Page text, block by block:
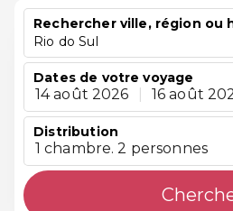
Rechercher ville, région ou
Rio do Sul
Dates de votre voyage
14 août 2026 16 août
Distribution
1 chambre. 2 personnes